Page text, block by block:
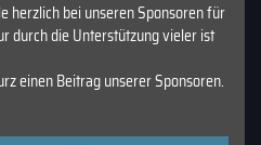
herzlich bei unseren Sponsoren für
durch die Unterstützung vieler ist
einen Beitrag unserer Sponsoren.